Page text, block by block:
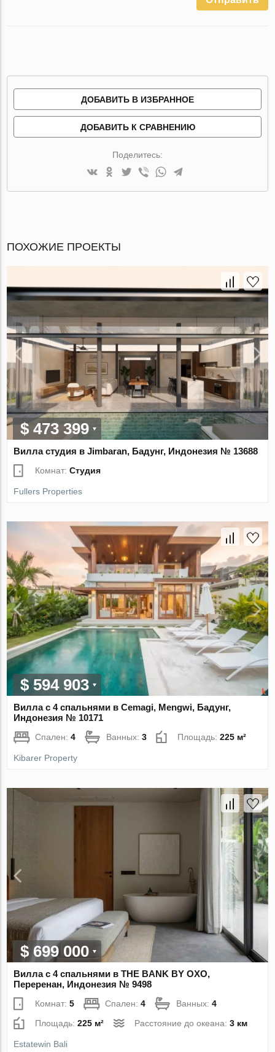
ДОБАВИТЬ В ИЗБРАННОЕ
ДОБАВИТЬ К СРАВНЕНИЮ
Поделитесь:
ПОХОЖИЕ ПРОЕКТЫ
$ 473 399
Вилла студия в Jimbaran, Бадунг, Индонезия № 13688
Комнат:Студия
Fullers Properties
$ 594 903
Вилла с 4 спальнями в Cemagi, Mengwi, Бадунг,
Индонезия № 10171
Спален:4 Ванных:3 Площадь:225 м²
Kibarer Property
$ 699 000
Вилла с 4 спальнями в THE BANK BY OXO,
Переренан, Индонезия № 9498
Комнат:5 Спален:4 Ванных:4
Площадь:225 м² Расстояние до океана:3 км
Estatewin Bali